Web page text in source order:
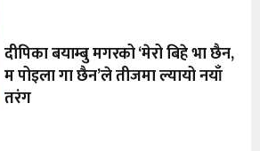
दीपिका बयाम्बु मगरको ‘मेरो बिहे भा छैन,
म पोइला गा छैन’ले तीजमा ल्यायो नयाँ
तरंग